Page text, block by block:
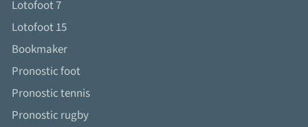
Lotofoot 7
Lotofoot 15
Bookmaker
Pronostic foot
Pronostic tennis
Pronostic rugby